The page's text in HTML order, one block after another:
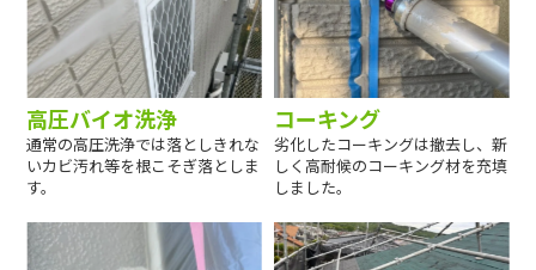
高圧バイオ洗浄
通常の高圧洗浄では落としきれな
いカビ汚れ等を根こそぎ落としま
す。
コーキング
劣化したコーキングは撤去し、新
しく高耐候のコーキング材を充填
しました。